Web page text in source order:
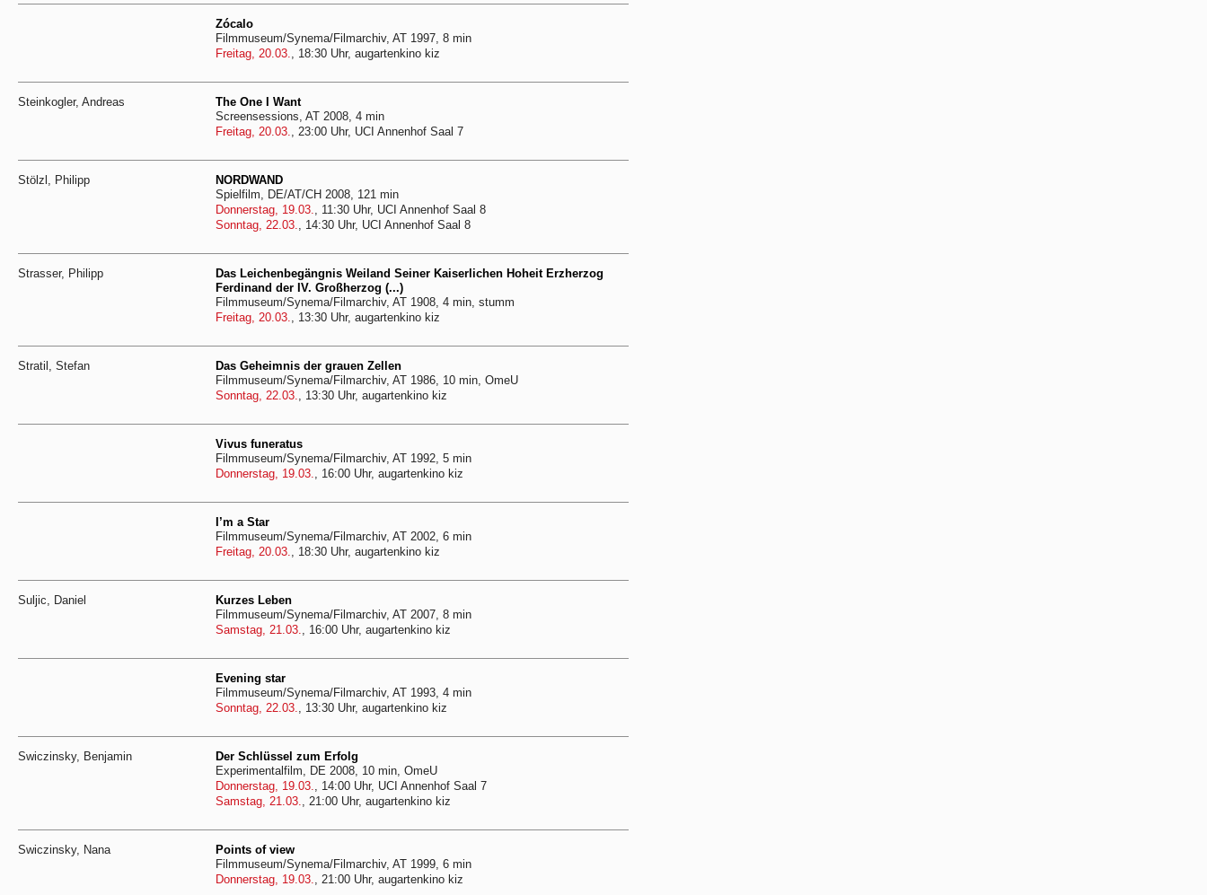
Zócalo
Filmmuseum/Synema/Filmarchiv, AT 1997, 8 min
Freitag, 20.03., 18:30 Uhr, augartenkino kiz
Steinkogler, Andreas
The One I Want
Screensessions, AT 2008, 4 min
Freitag, 20.03., 23:00 Uhr, UCI Annenhof Saal 7
Stölzl, Philipp
NORDWAND
Spielfilm, DE/AT/CH 2008, 121 min
Donnerstag, 19.03., 11:30 Uhr, UCI Annenhof Saal 8
Sonntag, 22.03., 14:30 Uhr, UCI Annenhof Saal 8
Strasser, Philipp
Das Leichenbegängnis Weiland Seiner Kaiserlichen Hoheit Erzherzog
Ferdinand der IV. Großherzog (...)
Filmmuseum/Synema/Filmarchiv, AT 1908, 4 min, stumm
Freitag, 20.03., 13:30 Uhr, augartenkino kiz
Stratil, Stefan
Das Geheimnis der grauen Zellen
Filmmuseum/Synema/Filmarchiv, AT 1986, 10 min, OmeU
Sonntag, 22.03., 13:30 Uhr, augartenkino kiz
Vivus funeratus
Filmmuseum/Synema/Filmarchiv, AT 1992, 5 min
Donnerstag, 19.03., 16:00 Uhr, augartenkino kiz
I’m a Star
Filmmuseum/Synema/Filmarchiv, AT 2002, 6 min
Freitag, 20.03., 18:30 Uhr, augartenkino kiz
Suljic, Daniel
Kurzes Leben
Filmmuseum/Synema/Filmarchiv, AT 2007, 8 min
Samstag, 21.03., 16:00 Uhr, augartenkino kiz
Evening star
Filmmuseum/Synema/Filmarchiv, AT 1993, 4 min
Sonntag, 22.03., 13:30 Uhr, augartenkino kiz
Swiczinsky, Benjamin
Der Schlüssel zum Erfolg
Experimentalfilm, DE 2008, 10 min, OmeU
Donnerstag, 19.03., 14:00 Uhr, UCI Annenhof Saal 7
Samstag, 21.03., 21:00 Uhr, augartenkino kiz
Swiczinsky, Nana
Points of view
Filmmuseum/Synema/Filmarchiv, AT 1999, 6 min
Donnerstag, 19.03., 21:00 Uhr, augartenkino kiz